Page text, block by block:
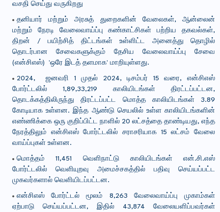
வசதி செய்து வருகிறது
தனியார் மற்றும் அரசுத் துறைகளின் வேலைகள், ஆன்லைன்
மற்றும் நேரடி வேலைவாய்ப்பு கண்காட்சிகள் பற்றிய தகவல்கள்,
திறன் / பயிற்சித் திட்டங்கள் உள்ளிட்ட அனைத்து தொழில்
தொடர்பான சேவைகளுக்கும் தேசிய வேலைவாய்ப்பு சேவை
(என்சிஎஸ்) 'ஒரே இடத் தளமாக' மாறியுள்ளது.
2024, ஜனவரி 1 முதல் 2024, டிசம்பர் 15 வரை, என்சிஎஸ்
போர்ட்டலில் 1,89,33,219 காலியிடங்கள் திரட்டப்பட்டன,
தொடக்கத்திலிருந்து திரட்டப்பட்ட மொத்த காலியிடங்கள் 3.89
கோடியாக உள்ளன. இந்த ஆண்டு செயலில் உள்ள காலியிடங்களின்
எண்ணிக்கை ஒரு குறிப்பிட்ட நாளில் 20 லட்சத்தை தாண்டியது, எந்த
நேரத்திலும் என்சிஎஸ் போர்ட்டலில் சராசரியாக 15 லட்சம் வேலை
வாய்ப்புகள் உள்ளன.
மொத்தம் 11,451 வெளிநாட்டு காலியிடங்கள் என்.சி.எஸ்
போர்ட்டலில் வெளியுறவு அமைச்சகத்தில் பதிவு செய்யப்பட்ட
முகவர்களால் வெளியிடப்பட்டன.
என்சிஎஸ் போர்ட்டல் மூலம் 8,263 வேலைவாய்ப்பு முகாம்கள்
ஏற்பாடு செய்யப்பட்டன, இதில் 43,874 வேலையளிப்பவர்கள்